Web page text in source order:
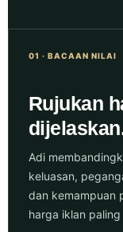
01 · BACAAN NILAI
Rujukan
Adi
keluasan,
dan kemampuan
harga iklan